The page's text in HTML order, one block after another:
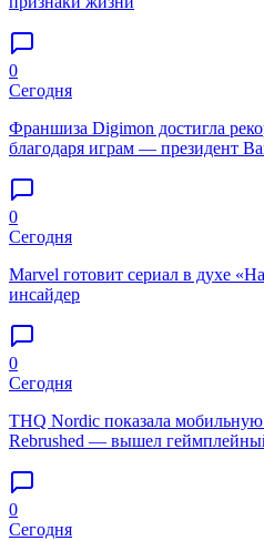
0
Сегодня
Франшиза Digimon достигла
благодаря играм — президент
0
Сегодня
Marvel готовит сериал в духе
инсайдер
0
Сегодня
THQ Nordic показала
Rebrushed — вышел
0
Сегодня